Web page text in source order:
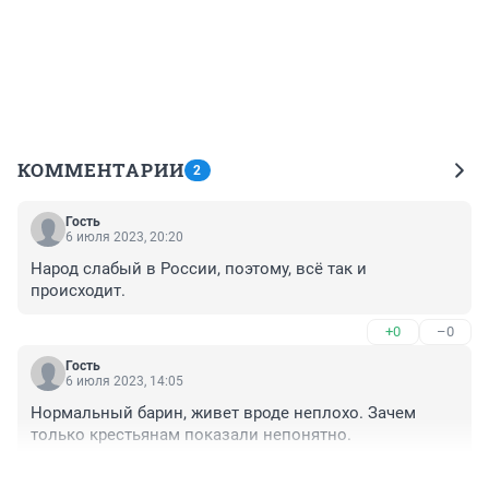
КОММЕНТАРИИ 2
Гость
6 июля 2023, 20:20
Народ слабый в России, поэтому, всё так и
происходит.
+0 –0
Гость
6 июля 2023, 14:05
Нормальный барин, живет вроде неплохо. Зачем
только крестьянам показали непонятно.